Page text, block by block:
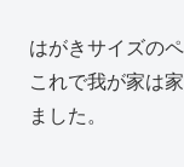
はがきサイズの
これで我が家は
ました。